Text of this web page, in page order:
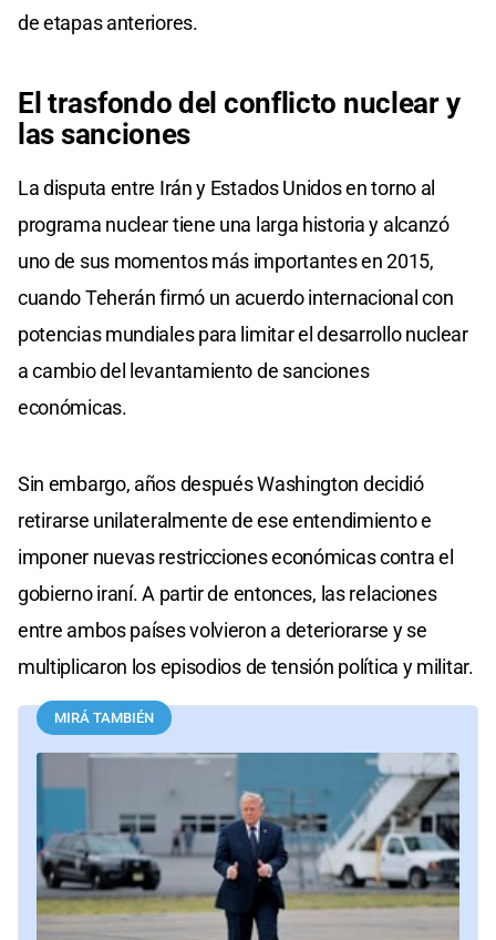
de etapas anteriores.
El trasfondo del conflicto nuclear y
las sanciones
La disputa entre Irán y Estados Unidos en torno al
programa nuclear tiene una larga historia y alcanzó
uno de sus momentos más importantes en 2015,
cuando Teherán firmó un acuerdo internacional con
potencias mundiales para limitar el desarrollo nuclear
a cambio del levantamiento de sanciones
económicas.
Sin embargo, años después Washington decidió
retirarse unilateralmente de ese entendimiento e
imponer nuevas restricciones económicas contra el
gobierno iraní. A partir de entonces, las relaciones
entre ambos países volvieron a deteriorarse y se
multiplicaron los episodios de tensión política y militar.
MIRÁ TAMBIÉN